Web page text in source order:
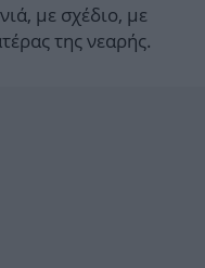
με σχέδιο, με
της νεαρής.